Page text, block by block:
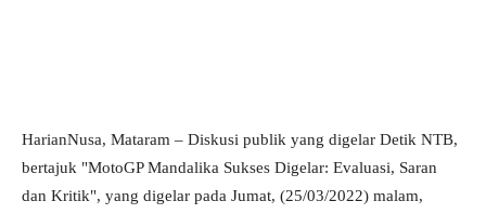
HarianNusa, Mataram – Diskusi publik yang digelar Detik NTB,
bertajuk "MotoGP Mandalika Sukses Digelar: Evaluasi, Saran
dan Kritik", yang digelar pada Jumat, (25/03/2022) malam,